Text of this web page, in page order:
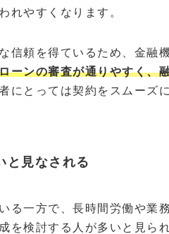
れやすくなります。
信頼を得ているため、金融
ーンの審査が通りやすく、
にとっては契約をスムーズ
と見なされる
る一方で、長時間労働や業
を検討する人が多いと見ら